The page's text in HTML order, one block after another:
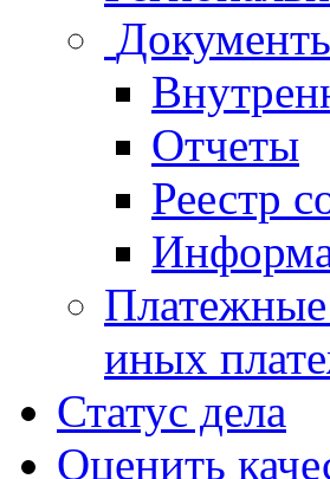
Отчеты
Реестр
иных
Статус дела
Оценить